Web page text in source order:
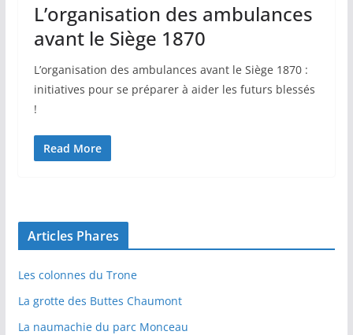
L’organisation des ambulances
avant le Siège 1870
L’organisation des ambulances avant le Siège 1870 :
initiatives pour se préparer à aider les futurs blessés
!
Read More
Articles Phares
Les colonnes du Trone
La grotte des Buttes Chaumont
La naumachie du parc Monceau